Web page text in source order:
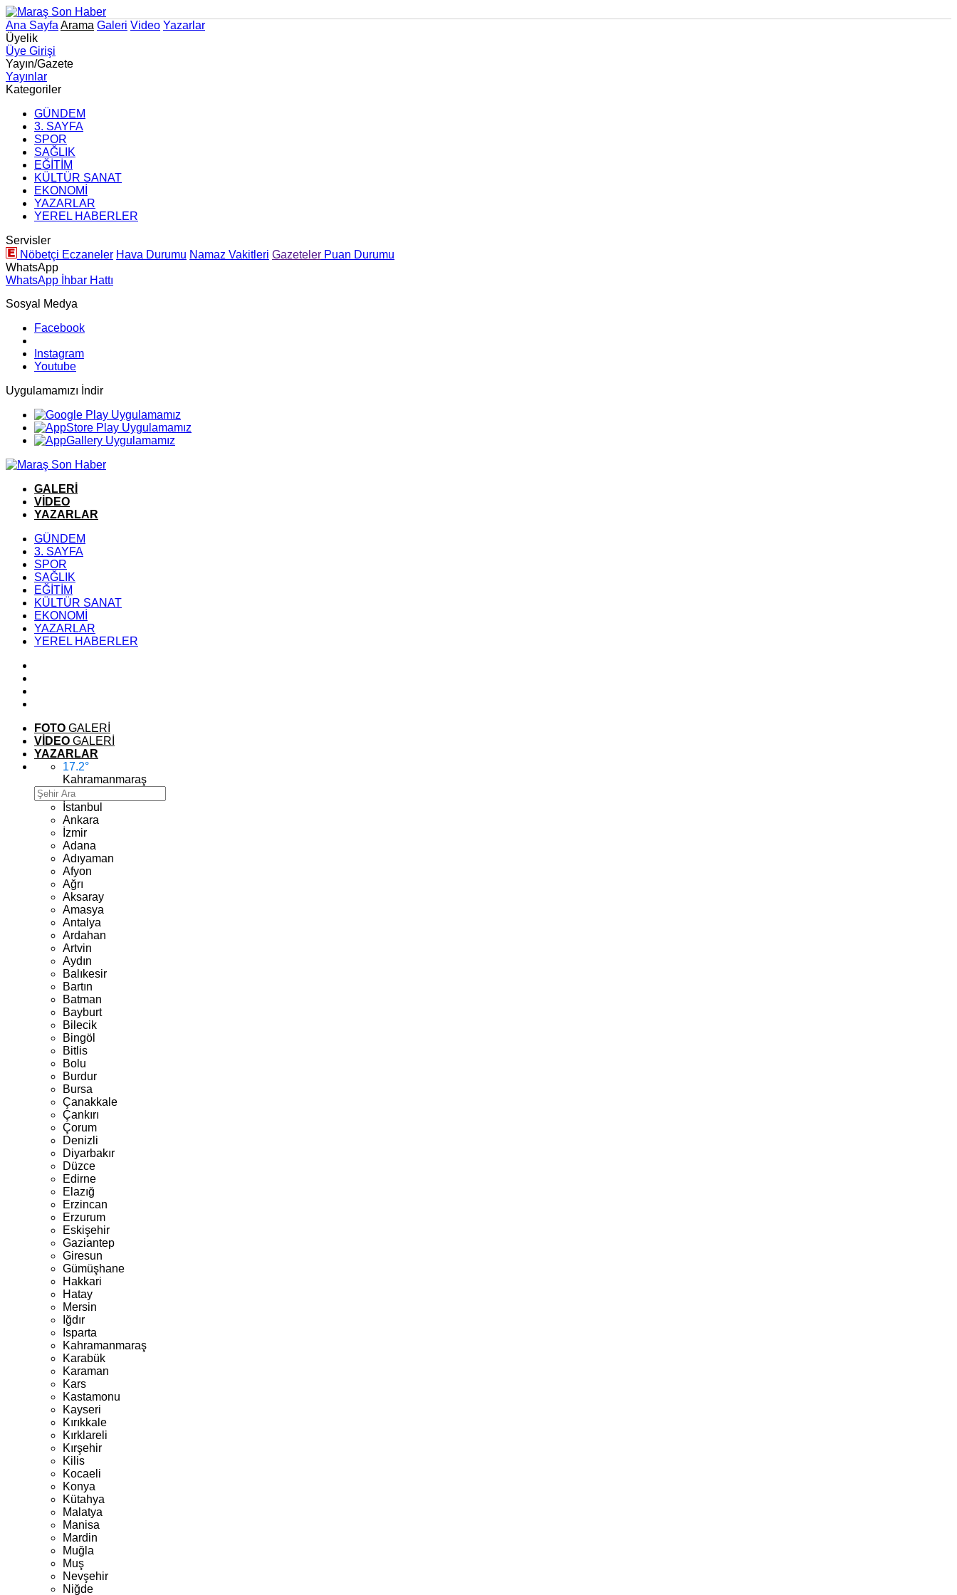
Ana Sayfa Arama Galeri Video Yazarlar
Üyelik
Üye Girişi
Yayın/Gazete
Yayınlar
Kategoriler
GÜNDEM
3. SAYFA
SPOR
SAĞLIK
EĞİTİM
KÜLTÜR SANAT
EKONOMİ
YAZARLAR
YEREL HABERLER
Servisler
Nöbetçi Eczaneler Hava Durumu Namaz Vakitleri Gazeteler Puan Durumu
WhatsApp
WhatsApp İhbar Hattı
Sosyal Medya
Facebook
Instagram
Youtube
Uygulamamızı İndir
GALERİ
VİDEO
YAZARLAR
GÜNDEM
3. SAYFA
SPOR
SAĞLIK
EĞİTİM
KÜLTÜR SANAT
EKONOMİ
YAZARLAR
YEREL HABERLER
FOTO GALERİ
VİDEO GALERİ
YAZARLAR
17.2°
Kahramanmaraş
İstanbul
Ankara
İzmir
Adana
Adıyaman
Afyon
Ağrı
Aksaray
Amasya
Antalya
Ardahan
Artvin
Aydın
Balıkesir
Bartın
Batman
Bayburt
Bilecik
Bingöl
Bitlis
Bolu
Burdur
Bursa
Çanakkale
Çankırı
Çorum
Denizli
Diyarbakır
Düzce
Edirne
Elazığ
Erzincan
Erzurum
Eskişehir
Gaziantep
Giresun
Gümüşhane
Hakkari
Hatay
Mersin
Iğdır
Isparta
Kahramanmaraş
Karabük
Karaman
Kars
Kastamonu
Kayseri
Kırıkkale
Kırklareli
Kırşehir
Kilis
Kocaeli
Konya
Kütahya
Malatya
Manisa
Mardin
Muğla
Muş
Nevşehir
Niğde